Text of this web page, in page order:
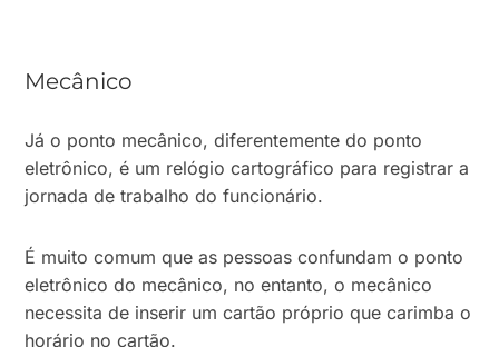
Mecânico
Já o ponto mecânico, diferentemente do ponto
eletrônico, é um relógio cartográfico para registrar a
jornada de trabalho do funcionário.
É muito comum que as pessoas confundam o ponto
eletrônico do mecânico, no entanto, o mecânico
necessita de inserir um cartão próprio que carimba o
horário no cartão.